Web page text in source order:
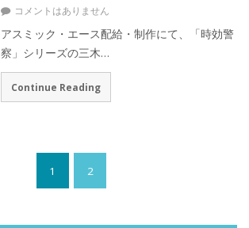
コメントはありません
アスミック・エース配給・制作にて、「時効警
察」シリーズの三木…
Continue Reading
1 2